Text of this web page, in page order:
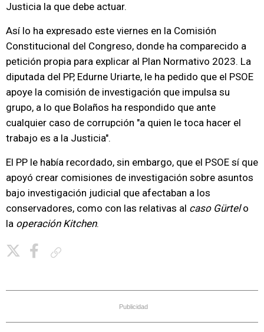
Justicia la que debe actuar.
Así lo ha expresado este viernes en la Comisión
Constitucional del Congreso, donde ha comparecido a
petición propia para explicar al Plan Normativo 2023. La
diputada del PP, Edurne Uriarte, le ha pedido que el PSOE
apoye la comisión de investigación que impulsa su
grupo, a lo que Bolaños ha respondido que ante
cualquier caso de corrupción "a quien le toca hacer el
trabajo es a la Justicia".
El PP le había recordado, sin embargo, que el PSOE sí que
apoyó crear comisiones de investigación sobre asuntos
bajo investigación judicial que afectaban a los
conservadores, como con las relativas al caso Gürtelo
la operación Kitchen.
Publicidad